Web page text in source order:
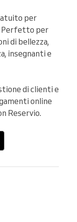
per
Perfetto per
di bellezza,
insegnanti e
di clienti e
online
Reservio.